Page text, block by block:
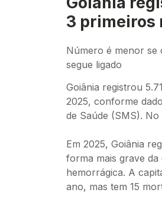
3 primeiros
Número é menor se
segue ligado
Goiânia registrou
2025, conforme
de Saúde (SMS).
Em 2025, Goiânia
forma mais grave
hemorrágica. A
ano, mas tem 15